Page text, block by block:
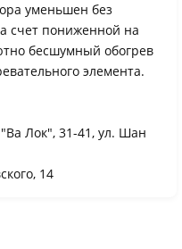
уменьшен без
счет пониженной на
бесшумный обогрев
элемента.
Лок", 31-41, ул. Шан
14